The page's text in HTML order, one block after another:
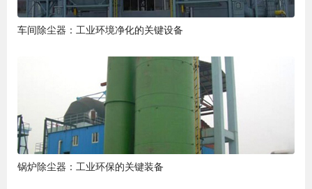
车间除尘器：工业环境净化的关键设备
锅炉除尘器：工业环保的关键装备